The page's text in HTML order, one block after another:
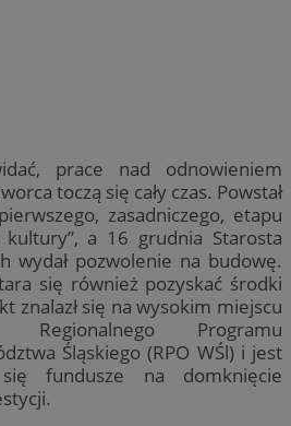
prace nad odnowieniem
toczą się cały czas. Powstał
zasadniczego, etapu
kultury”, a 16 grudnia Starosta
wydał pozwolenie na budowę.
się również pozyskać środki
znalazł się na wysokim miejscu
Regionalnego Programu
Śląskiego (RPO WŚl) i jest
fundusze na domknięcie